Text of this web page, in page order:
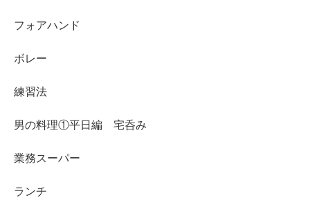
フォアハンド
ボレー
練習法
男の料理①平日編 宅呑み
業務スーパー
ランチ